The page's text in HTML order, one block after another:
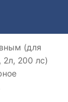
(для
2л, 200 лс)